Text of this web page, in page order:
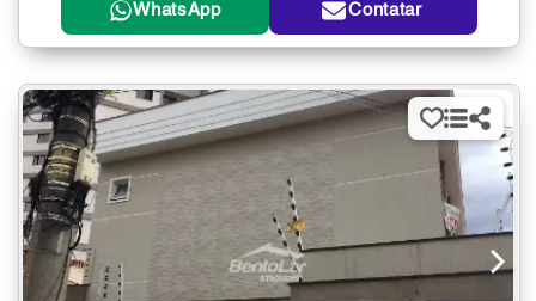
WhatsApp Contatar